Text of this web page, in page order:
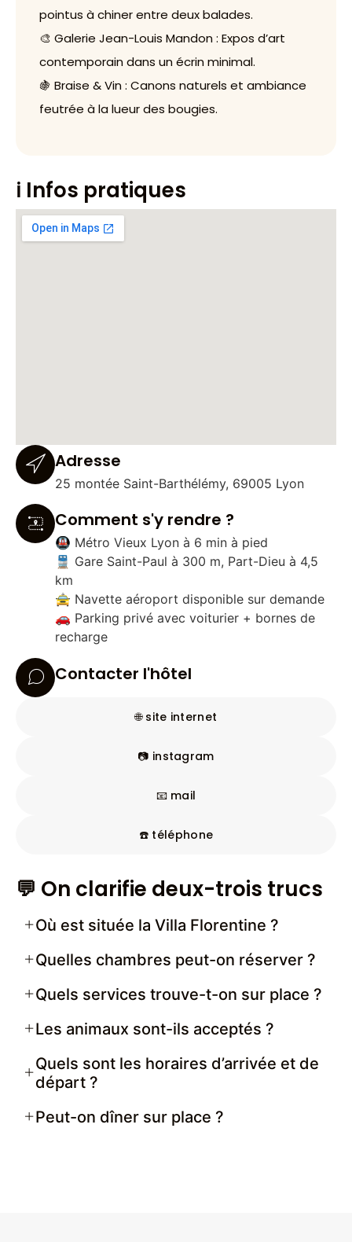
pointus à chiner entre deux balades.
🎨 Galerie Jean-Louis Mandon : Expos d’art
contemporain dans un écrin minimal.
🍇 Braise & Vin : Canons naturels et ambiance
feutrée à la lueur des bougies.
ℹ️ Infos pratiques
Adresse
25 montée Saint-Barthélémy, 69005 Lyon
Comment s'y rendre ?
🚇 Métro Vieux Lyon à 6 min à pied
🚆 Gare Saint-Paul à 300 m, Part-Dieu à 4,5
km
🚖 Navette aéroport disponible sur demande
🚗 Parking privé avec voiturier + bornes de
recharge
Contacter l'hôtel
🌐 site internet
📷 instagram
📧 mail
☎️ téléphone
💬 On clarifie deux-trois trucs
Où est située la Villa Florentine ?
Quelles chambres peut-on réserver ?
Quels services trouve-t-on sur place ?
Les animaux sont-ils acceptés ?
Quels sont les horaires d’arrivée et de
départ ?
Peut-on dîner sur place ?